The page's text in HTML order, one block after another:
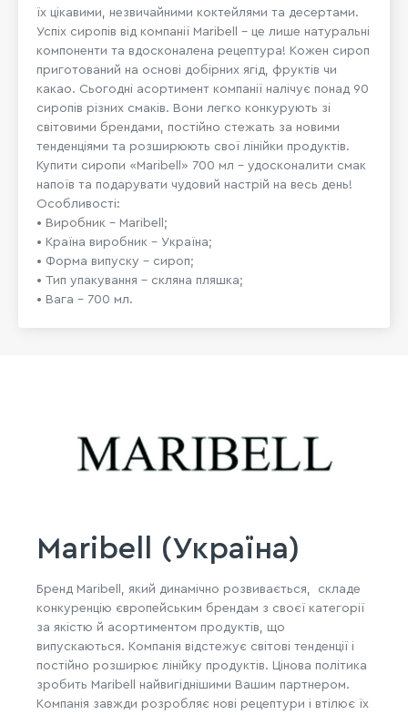
їх цікавими, незвичайними коктейлями та десертами.
Успіх сиропів від компанії Maribell – це лише натуральні
компоненти та вдосконалена рецептура! Кожен сироп
приготований на основі добірних ягід, фруктів чи
какао. Сьогодні асортимент компанії налічує понад 90
сиропів різних смаків. Вони легко конкурують зі
світовими брендами, постійно стежать за новими
тенденціями та розширюють свої лінійки продуктів.
Купити сиропи «Maribell» 700 мл – удосконалити смак
напоїв та подарувати чудовий настрій на весь день!
Особливості:
• Виробник – Maribell;
• Країна виробник – Україна;
• Форма випуску – сироп;
• Тип упакування – скляна пляшка;
• Вага – 700 мл.
Maribell (Україна)
Бренд Maribell, який динамічно розвивається, складе
конкуренцію європейським брендам з своєї категорії
за якістю й асортиментом продуктів, що
випускаються. Компанія відстежує світові тенденції і
постійно розширює лінійку продуктів. Цінова політика
зробить Maribell найвигіднішими Вашим партнером.
Компанія завжди розробляє нові рецептури і втілює їх